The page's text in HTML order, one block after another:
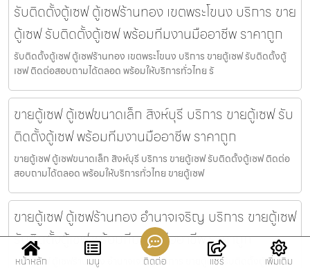
รับติดตั้งตู้เซฟ ตู้เซฟร้านทอง เขตพระโขนง บริการ ขาย
ตู้เซฟ รับติดตั้งตู้เซฟ พร้อมทีมงานมืออาชีพ ราคาถูก
รับติดตั้งตู้เซฟ ตู้เซฟร้านทอง เขตพระโขนง บริการ ขายตู้เซฟ รับติดตั้งตู้
เซฟ ติดต่อสอบถามได้ตลอด พร้อมให้บริการทั่วไทย รั
ขายตู้เซฟ ตู้เซฟขนาดเล็ก สิงห์บุรี บริการ ขายตู้เซฟ รับ
ติดตั้งตู้เซฟ พร้อมทีมงานมืออาชีพ ราคาถูก
ขายตู้เซฟ ตู้เซฟขนาดเล็ก สิงห์บุรี บริการ ขายตู้เซฟ รับติดตั้งตู้เซฟ ติดต่อ
สอบถามได้ตลอด พร้อมให้บริการทั่วไทย ขายตู้เซฟ
ขายตู้เซฟ ตู้เซฟร้านทอง อำนาจเจริญ บริการ ขายตู้เซฟ
รับติดตั้งตู้เซฟ พร้อมทีมงานมืออาชีพ ราคาถูก
ขายตู้เซฟ ตู้เซฟร้านทอง อำนาจเจริญ บริการ ขายตู้เซฟ รับติดตั้งตู้เซฟ
หน้าหลัก เมนู ติดต่อ แชร์ เพิ่มเติม